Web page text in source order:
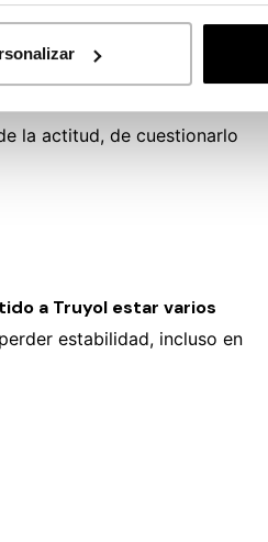
miedo. Si no te
la actitud, de cuestionarlo
a Truyol estar varios
estabilidad, incluso en